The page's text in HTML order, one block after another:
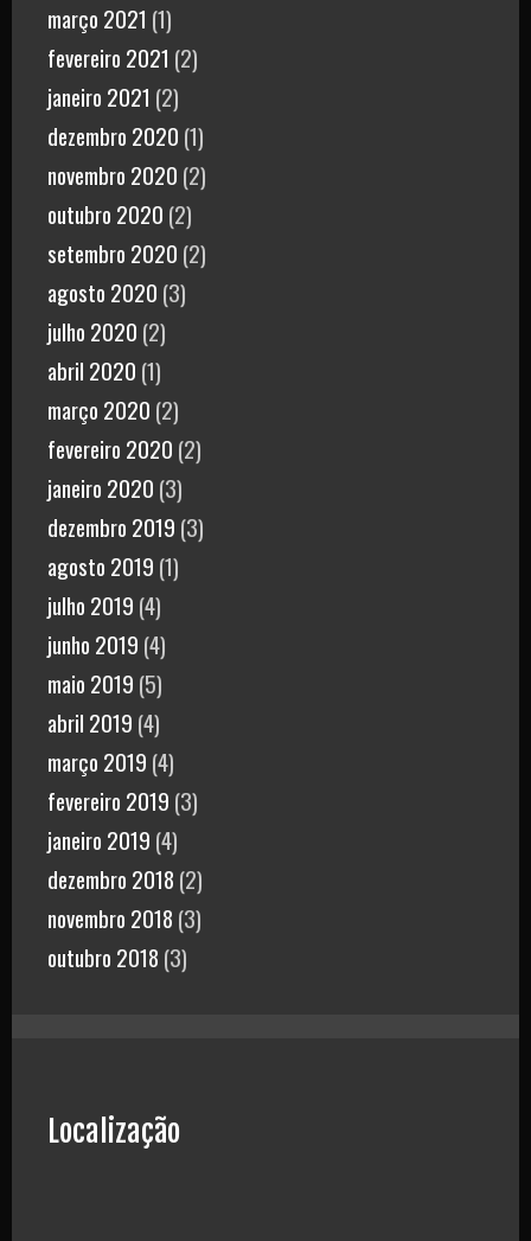
março 2021 (1)
fevereiro 2021 (2)
janeiro 2021 (2)
dezembro 2020 (1)
novembro 2020 (2)
outubro 2020 (2)
setembro 2020 (2)
agosto 2020 (3)
julho 2020 (2)
abril 2020 (1)
março 2020 (2)
fevereiro 2020 (2)
janeiro 2020 (3)
dezembro 2019 (3)
agosto 2019 (1)
julho 2019 (4)
junho 2019 (4)
maio 2019 (5)
abril 2019 (4)
março 2019 (4)
fevereiro 2019 (3)
janeiro 2019 (4)
dezembro 2018 (2)
novembro 2018 (3)
outubro 2018 (3)
Localização